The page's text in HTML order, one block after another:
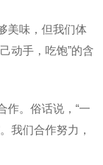
美味，但我们体
动手，吃饱”的含
作。俗话说，“一
我们合作努力，